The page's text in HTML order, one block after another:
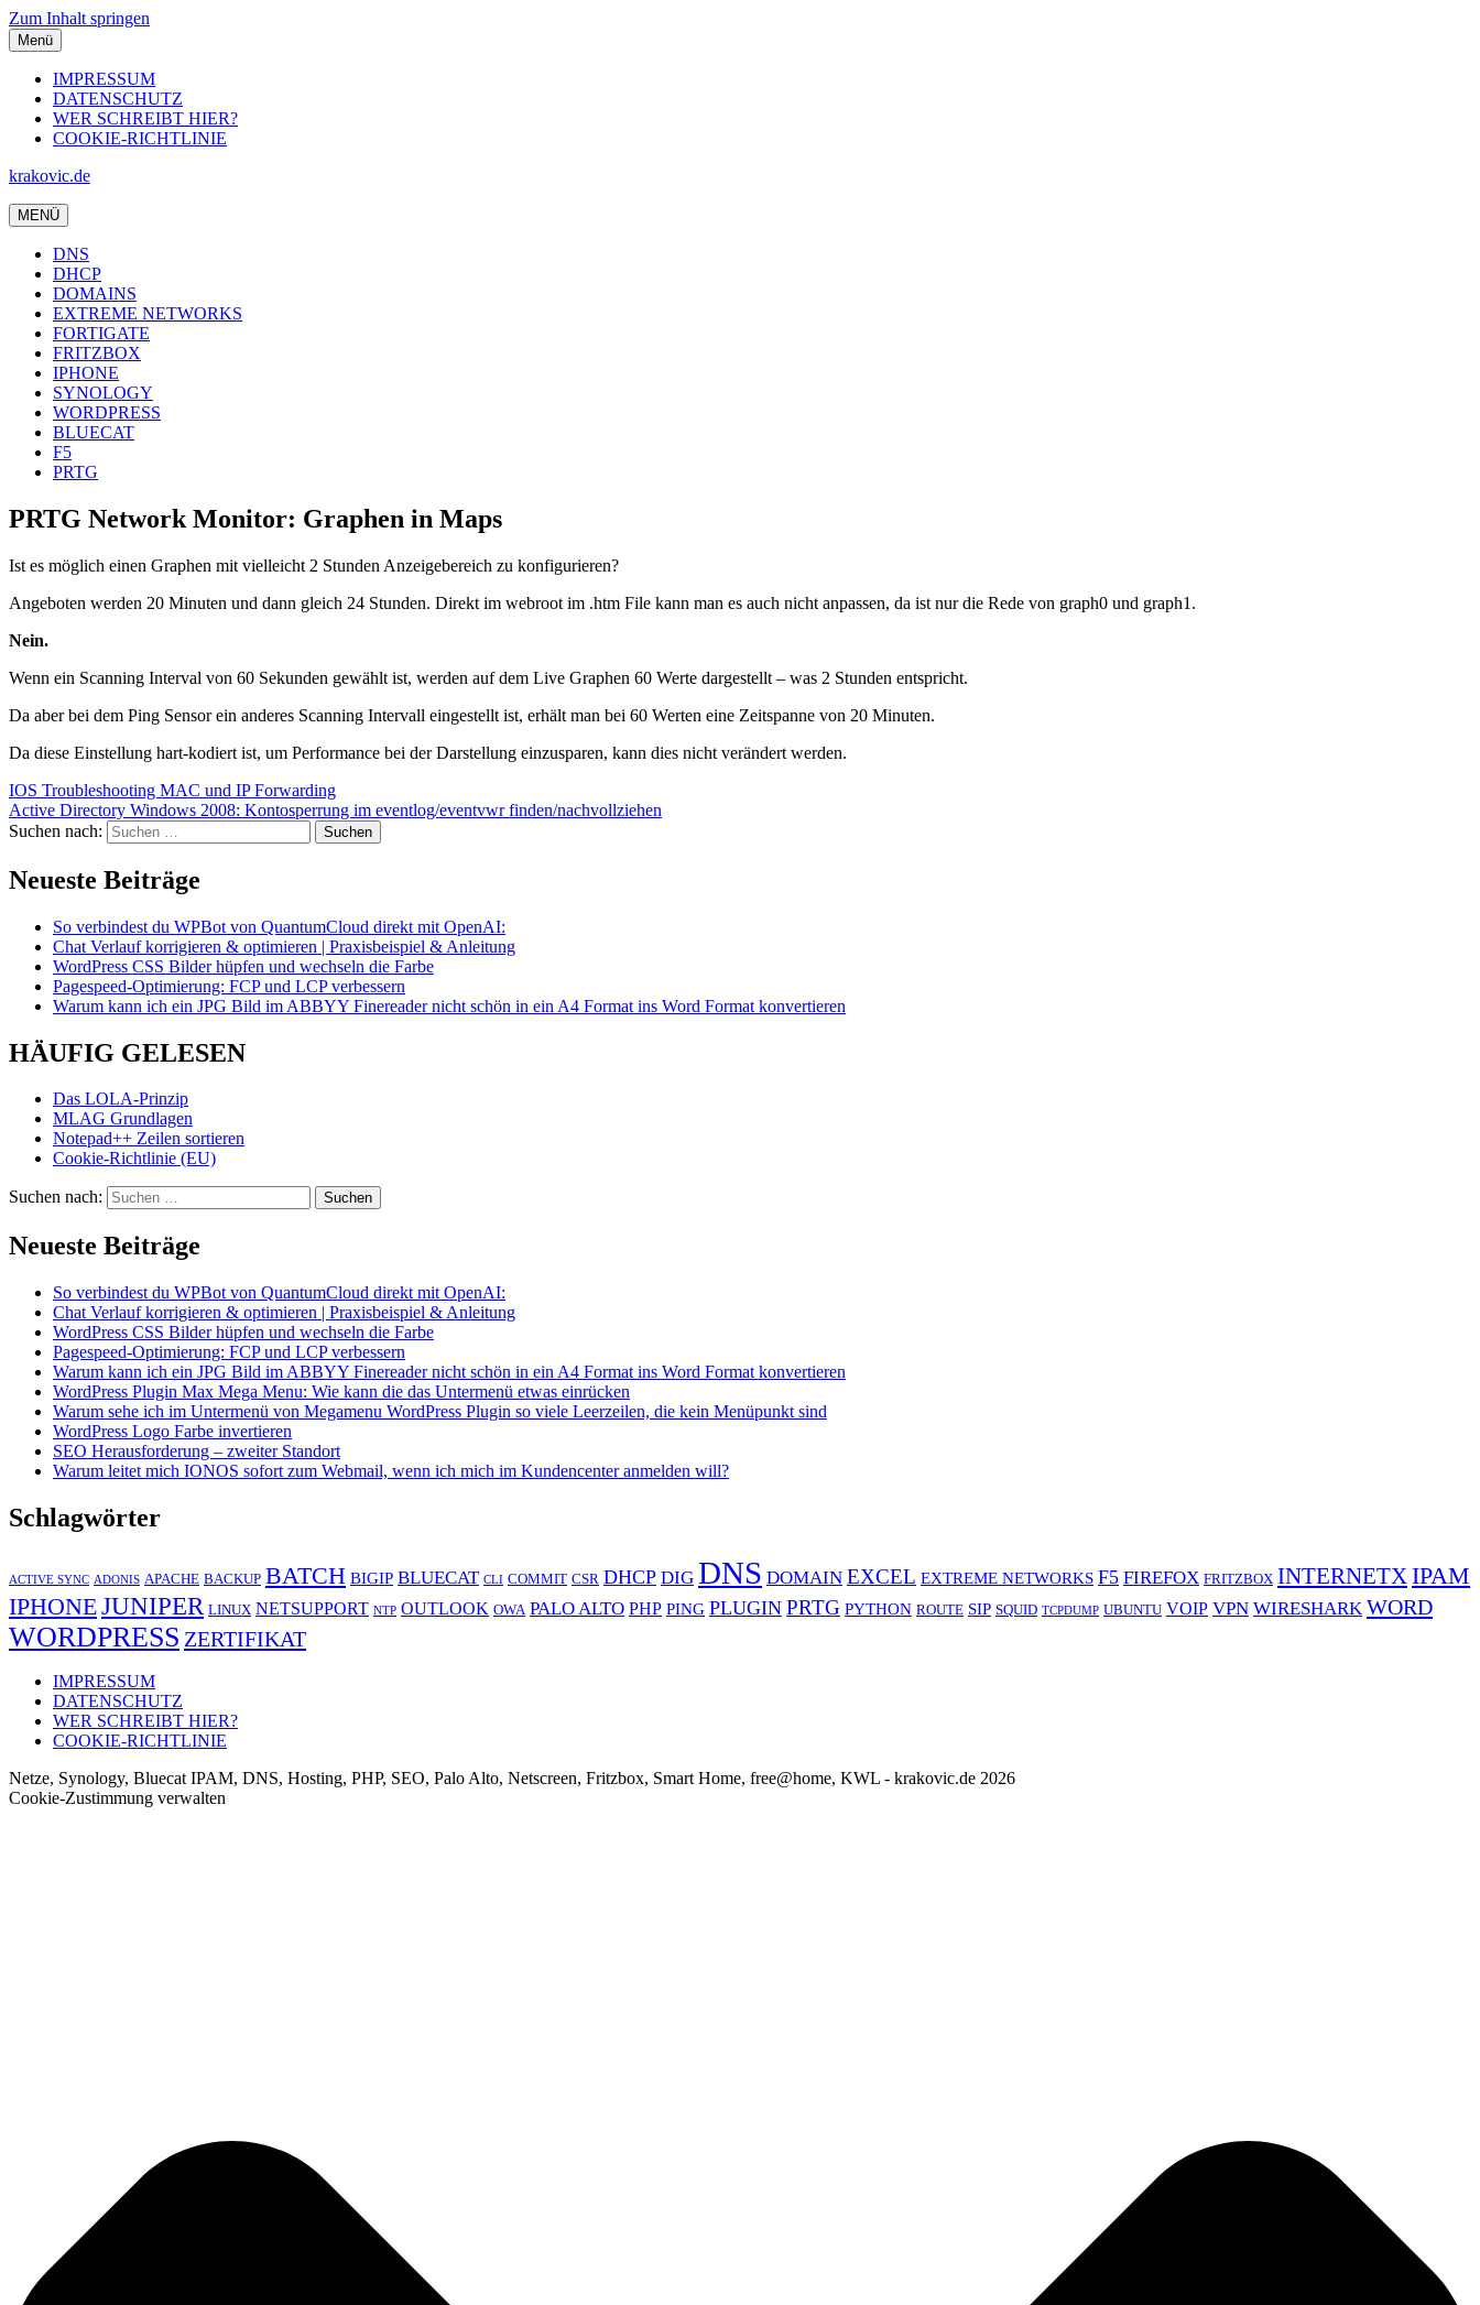
Zum Inhalt springen
Menü
IMPRESSUM
DATENSCHUTZ
WER SCHREIBT HIER?
COOKIE-RICHTLINIE
krakovic.de
MENÜ
DNS
DHCP
DOMAINS
EXTREME NETWORKS
FORTIGATE
FRITZBOX
IPHONE
SYNOLOGY
WORDPRESS
BLUECAT
F5
PRTG
PRTG Network Monitor: Graphen in Maps
Ist es möglich einen Graphen mit vielleicht 2 Stunden Anzeigebereich zu konfigurieren?
Angeboten werden 20 Minuten und dann gleich 24 Stunden. Direkt im webroot im .htm File kann man es auch nicht anpassen, da ist nur die Rede von graph0 und graph1.
Nein.
Wenn ein Scanning Interval von 60 Sekunden gewählt ist, werden auf dem Live Graphen 60 Werte dargestellt – was 2 Stunden entspricht.
Da aber bei dem Ping Sensor ein anderes Scanning Intervall eingestellt ist, erhält man bei 60 Werten eine Zeitspanne von 20 Minuten.
Da diese Einstellung hart-kodiert ist, um Performance bei der Darstellung einzusparen, kann dies nicht verändert werden.
IOS Troubleshooting MAC und IP Forwarding
Active Directory Windows 2008: Kontosperrung im eventlog/eventvwr finden/nachvollziehen
Suchen nach:
Neueste Beiträge
So verbindest du WPBot von QuantumCloud direkt mit OpenAI:
Chat Verlauf korrigieren & optimieren | Praxisbeispiel & Anleitung
WordPress CSS Bilder hüpfen und wechseln die Farbe
Pagespeed-Optimierung: FCP und LCP verbessern
Warum kann ich ein JPG Bild im ABBYY Finereader nicht schön in ein A4 Format ins Word Format konvertieren
HÄUFIG GELESEN
Das LOLA-Prinzip
MLAG Grundlagen
Notepad++ Zeilen sortieren
Cookie-Richtlinie (EU)
Suchen nach:
Neueste Beiträge
So verbindest du WPBot von QuantumCloud direkt mit OpenAI:
Chat Verlauf korrigieren & optimieren | Praxisbeispiel & Anleitung
WordPress CSS Bilder hüpfen und wechseln die Farbe
Pagespeed-Optimierung: FCP und LCP verbessern
Warum kann ich ein JPG Bild im ABBYY Finereader nicht schön in ein A4 Format ins Word Format konvertieren
WordPress Plugin Max Mega Menu: Wie kann die das Untermenü etwas einrücken
Warum sehe ich im Untermenü von Megamenu WordPress Plugin so viele Leerzeilen, die kein Menüpunkt sind
WordPress Logo Farbe invertieren
SEO Herausforderung – zweiter Standort
Warum leitet mich IONOS sofort zum Webmail, wenn ich mich im Kundencenter anmelden will?
Schlagwörter
ACTIVE SYNC ADONIS APACHE BACKUP BATCH BIGIP BLUECAT CLI COMMIT CSR DHCP DIG DNS DOMAIN EXCEL EXTREME NETWORKS F5 FIREFOX FRITZBOX INTERNETXIPAM
IPHONEJUNIPER LINUX NETSUPPORT NTP OUTLOOK OWA PALO ALTO PHP PING PLUGIN PRTG PYTHON ROUTE SIP SQUID TCPDUMP UBUNTU VOIP VPN WIRESHARK WORD
WORDPRESS ZERTIFIKAT
IMPRESSUM
DATENSCHUTZ
WER SCHREIBT HIER?
COOKIE-RICHTLINIE
Netze, Synology, Bluecat IPAM, DNS, Hosting, PHP, SEO, Palo Alto, Netscreen, Fritzbox, Smart Home, free@home, KWL - krakovic.de 2026
Cookie-Zustimmung verwalten